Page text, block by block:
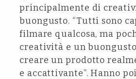
principalmente di
buongusto. “Tutti sono
filmare qualcosa, ma
creatività e un
creare un prodotto
e accattivante”. Hanno